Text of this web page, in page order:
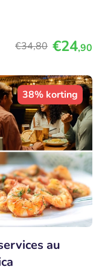
€34,80 €24,90
38% korting
au